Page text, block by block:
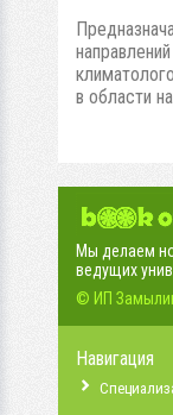
в области
Мы делаем
ведущих
© ИП
Навигация